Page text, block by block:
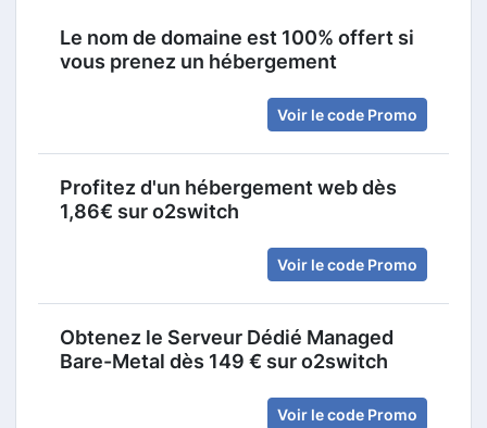
Le nom de domaine est 100% offert si
vous prenez un hébergement
Voir le code Promo
Profitez d'un hébergement web dès
1,86€ sur o2switch
Voir le code Promo
Obtenez le Serveur Dédié Managed
Bare-Metal dès 149 € sur o2switch
Voir le code Promo